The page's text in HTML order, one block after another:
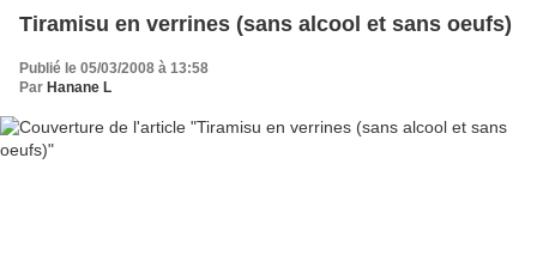
Tiramisu en verrines (sans alcool et sans oeufs)
Publié le 05/03/2008 à 13:58
Par Hanane L